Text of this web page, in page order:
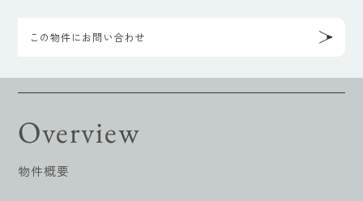
この物件にお問い合わせ
Overview
物件概要